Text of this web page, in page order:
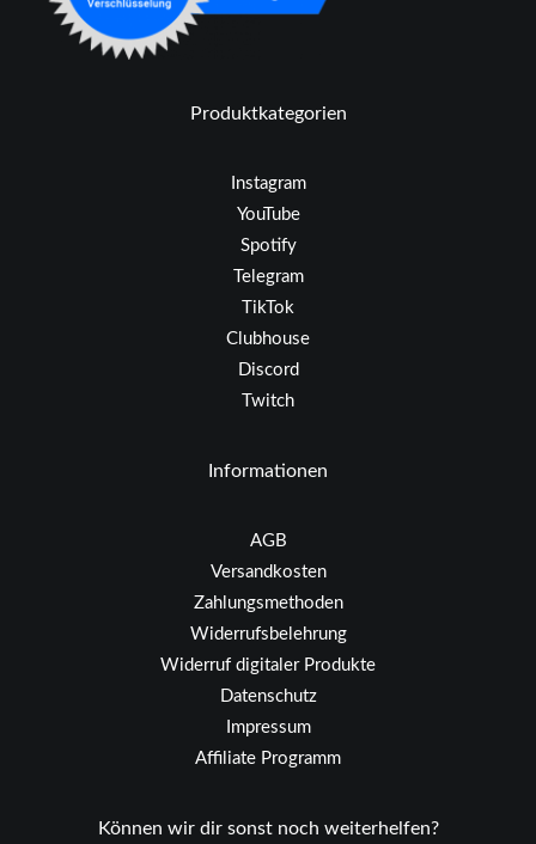
Produktkategorien
Instagram
YouTube
Spotify
Telegram
TikTok
Clubhouse
Discord
Twitch
Informationen
AGB
Versandkosten
Zahlungsmethoden
Widerrufsbelehrung
Widerruf digitaler Produkte
Datenschutz
Impressum
Affiliate Programm
Können wir dir sonst noch weiterhelfen?